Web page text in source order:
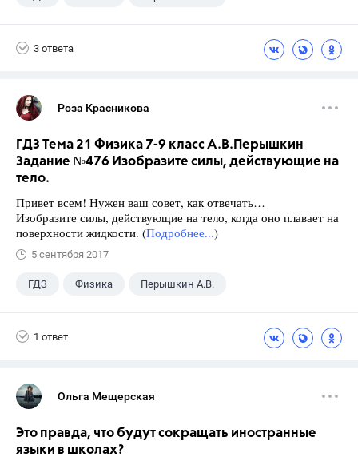
3 ответа
Роза Красникова
ГДЗ Тема 21 Физика 7-9 класс А.В.Перышкин
Задание №476 Изобразите силы, действующие на
тело.
Привет всем! Нужен ваш совет, как отвечать…
Изобразите силы, действующие на тело, когда оно плавает на
поверхности жидкости. (Подробнее...)
5 сентября 2017
ГДЗ Физика Перышкин А.В.
1 ответ
Ольга Мещерская
Это правда, что будут сокращать иностранные
языки в школах?